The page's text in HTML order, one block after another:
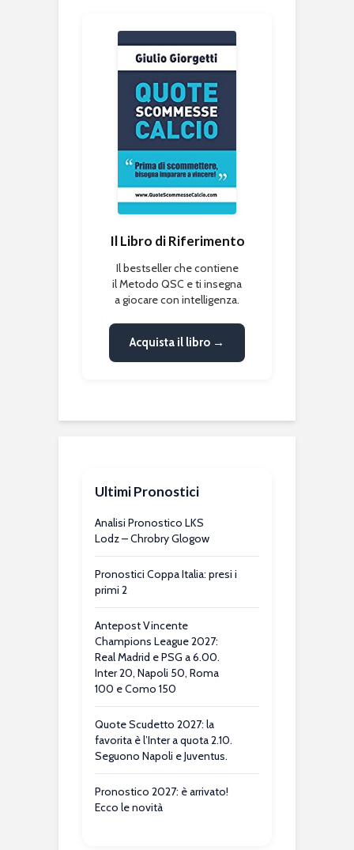
Il Libro di Riferimento
Il bestseller che contiene
il Metodo QSC e ti insegna
a giocare con intelligenza.
Acquista il libro →
Ultimi Pronostici
Analisi Pronostico LKS
Lodz – Chrobry Glogow
Pronostici Coppa Italia: presi i
primi 2
Antepost Vincente
Champions League 2027:
Real Madrid e PSG a 6.00.
Inter 20, Napoli 50, Roma
100 e Como 150
Quote Scudetto 2027: la
favorita è l’Inter a quota 2.10.
Seguono Napoli e Juventus.
Pronostico 2027: è arrivato!
Ecco le novità